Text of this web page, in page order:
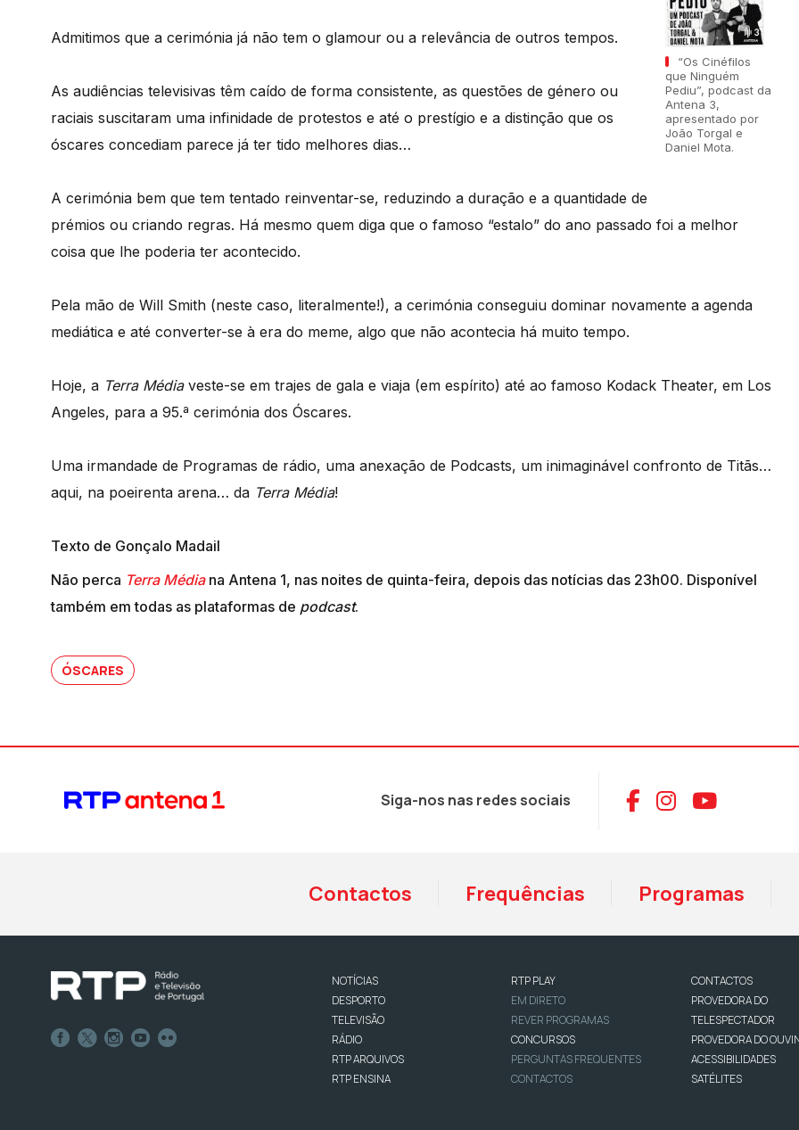
“Os Cinéfilos
que Ninguém
Pediu”, podcast da
Antena 3,
apresentado por
João Torgal e
Daniel Mota.
Admitimos que a cerimónia já não tem o glamour ou a relevância de outros tempos.
As audiências televisivas têm caído de forma consistente, as questões de género ou
raciais suscitaram uma infinidade de protestos e até o prestígio e a distinção que os
óscares concediam parece já ter tido melhores dias…
A cerimónia bem que tem tentado reinventar-se, reduzindo a duração e a quantidade de
prémios ou criando regras. Há mesmo quem diga que o famoso “estalo” do ano passado foi a melhor
coisa que lhe poderia ter acontecido.
Pela mão de Will Smith (neste caso, literalmente!), a cerimónia conseguiu dominar novamente a agenda
mediática e até converter-se à era do meme, algo que não acontecia há muito tempo.
Hoje, a Terra Médiaveste-se em trajes de gala e viaja (em espírito) até ao famoso Kodack Theater, em Los
Angeles, para a 95.ª cerimónia dos Óscares.
Uma irmandade de Programas de rádio, uma anexação de Podcasts, um inimaginável confronto de Titãs…
aqui, na poeirenta arena… da Terra Média!
Texto de Gonçalo Madail
Não perca Terra Médiana Antena 1, nas noites de quinta-feira, depois das notícias das 23h00. Disponível
também em todas as plataformas de podcast.
ÓSCARES
Siga-nos nas redes sociais Aceder ao
Aceder ao
Aceder
Contactos Frequências Programas
NOTÍCIAS
DESPORTO
TELEVISÃO
RÁDIO
RTP ARQUIVOS
RTP ENSINA
RTP PLAY
EM DIRETO
REVER PROGRAMAS
CONCURSOS
PERGUNTAS FREQUENTES
CONTACTOS
CONTACTOS
PROVEDORA DO
TELESPECTADOR
PROVEDORA DO
ACESSIBILIDADES
SATÉLITES